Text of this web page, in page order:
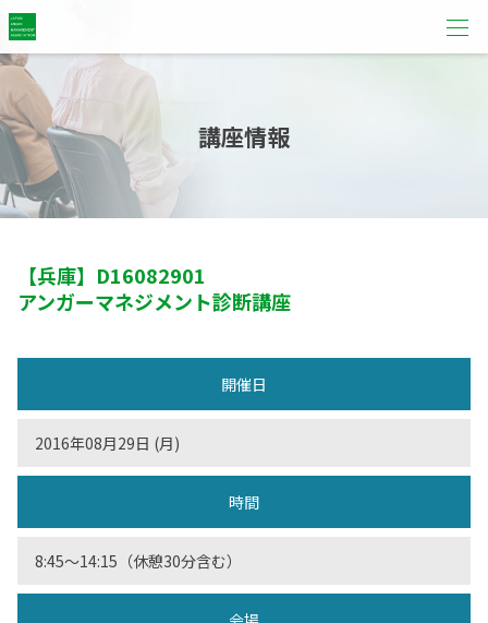
講座情報
【兵庫】 D16082901
アンガーマネジメント診断講座
開催日
2016年08月29日 (月)
時間
8:45〜14:15（休憩30分含む）